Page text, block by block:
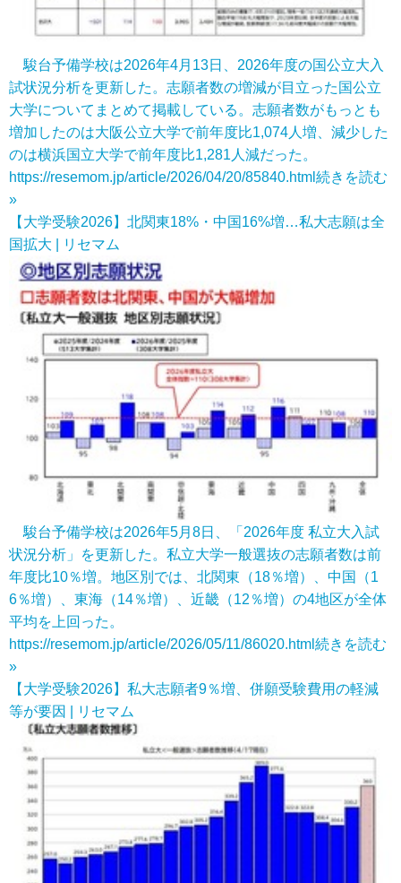
駿台予備学校は2026年4月13日、2026年度の国公立大入
試状況分析を更新した。志願者数の増減が目立った国公立
大学についてまとめて掲載している。志願者数がもっとも
増加したのは大阪公立大学で前年度比1,074人増、減少した
のは横浜国立大学で前年度比1,281人減だった。
https://resemom.jp/article/2026/04/20/85840.html 続きを読む
»
【大学受験2026】北関東18%・中国16%増…私大志願は全
国拡大 | リセマム
駿台予備学校は2026年5月8日、「2026年度 私立大入試
状況分析」を更新した。私立大学一般選抜の志願者数は前
年度比10％増。地区別では、北関東（18％増）、中国（1
6％増）、東海（14％増）、近畿（12％増）の4地区が全体
平均を上回った。
https://resemom.jp/article/2026/05/11/86020.html 続きを読む
»
【大学受験2026】私大志願者9％増、併願受験費用の軽減
等が要因 | リセマム